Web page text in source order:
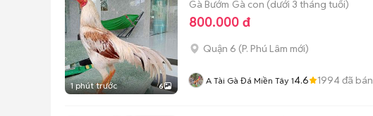
1 phút trước 6
Gà Bướm Gà con (dưới 3 tháng tuổi)
800.000 đ
Quận 6 (P. Phú Lâm mới)
A Tài Gà Đá Miền Tây 14.6 1994đã bán